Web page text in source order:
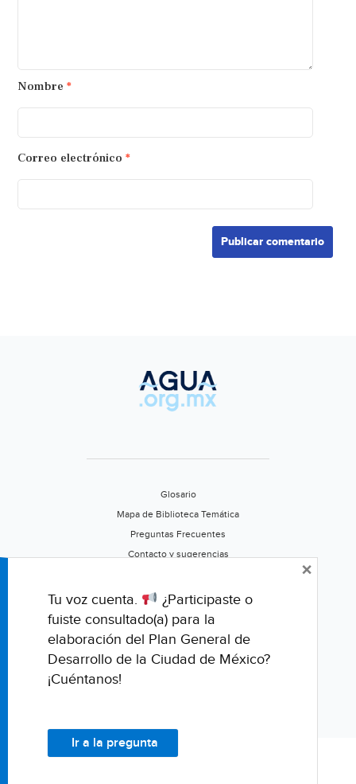
Nombre *
Correo electrónico *
Glosario
Mapa de Biblioteca Temática
Preguntas Frecuentes
Contacto y sugerencias
Califica este portal
Tu voz cuenta.
¿Participaste o
fuiste consultado(a) para la
elaboración del Plan General de
Desarrollo de la Ciudad de México?
¡Cuéntanos!
Ir a la pregunta
×